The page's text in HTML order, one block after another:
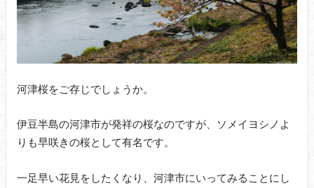
河津桜をご存じでしょうか。
伊豆半島の河津市が発祥の桜なのですが、ソメイヨシノよ
りも早咲きの桜として有名です。
一足早い花見をしたくなり、河津市にいってみることにし